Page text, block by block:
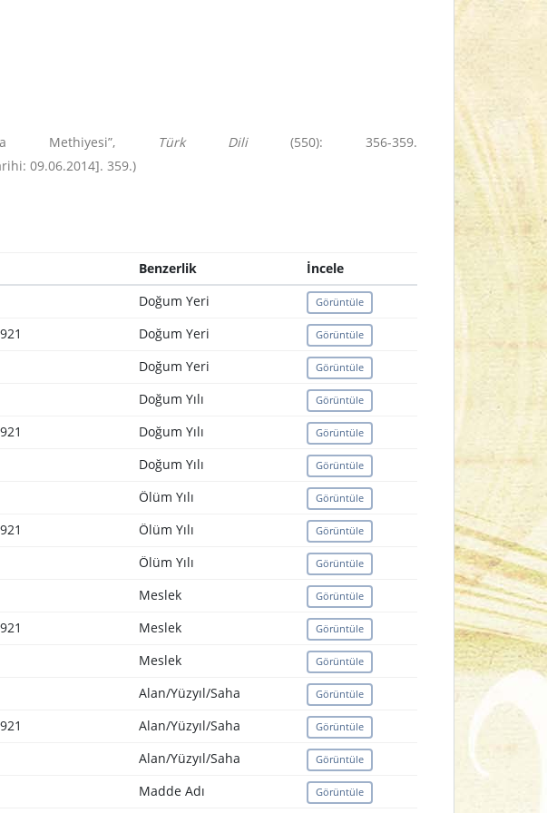
Methiyesi”,
Türk Dili(550): 356-359.
09.06.2014]. 359.)
Benzerlik
İncele
Doğum Yeri Görüntüle
Doğum Yeri Görüntüle
Doğum Yeri Görüntüle
Doğum Yılı Görüntüle
Doğum Yılı Görüntüle
Doğum Yılı Görüntüle
Ölüm Yılı Görüntüle
Ölüm Yılı Görüntüle
Ölüm Yılı Görüntüle
Meslek Görüntüle
Meslek Görüntüle
Meslek Görüntüle
Alan/Yüzyıl/Saha Görüntüle
Alan/Yüzyıl/Saha Görüntüle
Alan/Yüzyıl/Saha Görüntüle
Madde Adı Görüntüle